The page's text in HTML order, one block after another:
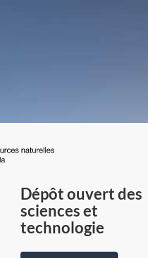
du
Canada
Dépôt ouvert des
sciences et
technologie